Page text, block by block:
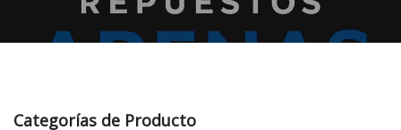
Categorías de Producto